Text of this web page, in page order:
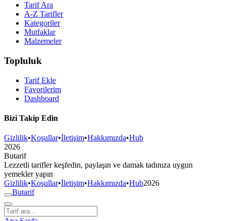
Tarif Ara
A-Z Tarifler
Kategoriler
Mutfaklar
Malzemeler
Topluluk
Tarif Ekle
Favorilerim
Dashboard
Bizi Takip Edin
Gizlilik•Koşullar•İletişim•Hakkımızda•Hub
2026
Butarif
Lezzetli tarifler keşfedin, paylaşın ve damak tadınıza uygun
yemekler yapın
Gizlilik•Koşullar•İletişim•Hakkımızda•Hub2026
Butarif